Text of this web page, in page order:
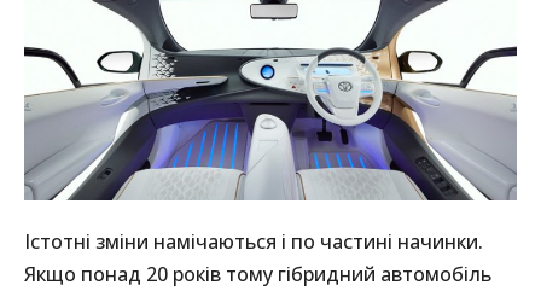
Істотні зміни намічаються і по частині начинки.
Якщо понад 20 років тому гібридний автомобіль